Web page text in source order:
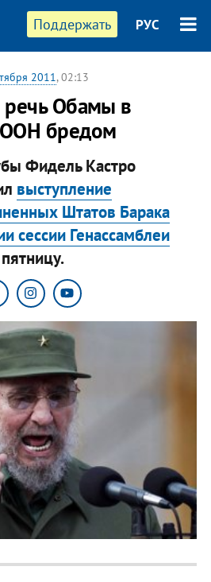
Поддержать РУС
2011, 02:13
речь Обамы в
ООН бредом
Фидель Кастро
выступление
Штатов Барака
сессии Генассамблеи